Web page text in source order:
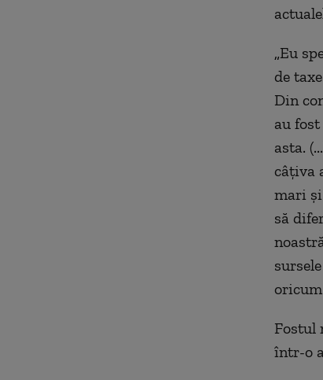
„Eu
de
Din
au
asta.
câțiva
mari
să
Fostul
într-o